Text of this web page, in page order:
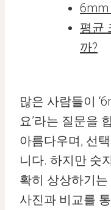
6mm
평균
까?
많은 사람들이
요’라는 질문을
아름다우며, 선
니다. 하지만 숫
확히 상상하기
사진과 비교를